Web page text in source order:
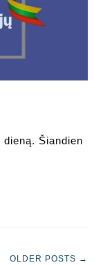
Šiandien
OLDER POSTS →